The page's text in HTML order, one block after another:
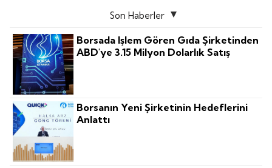
Son Haberler
Borsada Işlem Gören Gıda Şirketinden
ABD'ye 3.15 Milyon Dolarlık Satış
Borsanın Yeni Şirketinin Hedeflerini
Anlattı